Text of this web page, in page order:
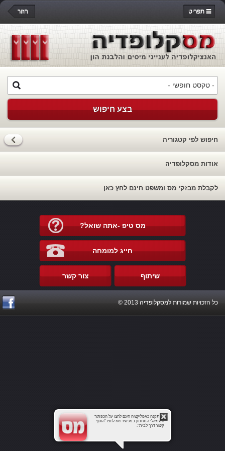
חזור תפריט
בצע חיפוש
חיפוש לפי קטגוריה
אודות מסקלופדיה
לקבלת מבזקי מס ומשפט חינם לחץ כאן
מס טיפ -אתה שואל?
חייג למומחה
צור קשר שיתוף
כל הזכויות שמורות למסקלופדיה 2013 ©
להתקנה כאפליקציה חינם לחצו על הכפתור
השמאלי התחתון במכשיר ואז לחצו "הוסף
קיצור דרך לבית".